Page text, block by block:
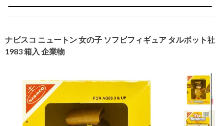
ナビスコ ニュートン 女の子 ソフビフィギュア タルボット社
1983 箱入 企業物